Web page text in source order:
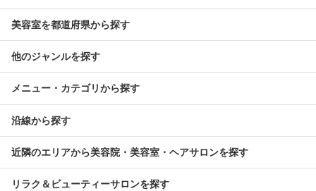
美容室を都道府県から探す
他のジャンルを探す
メニュー・カテゴリから探す
沿線から探す
近隣のエリアから美容院・美容室・ヘアサロンを探す
リラク＆ビューティーサロンを探す